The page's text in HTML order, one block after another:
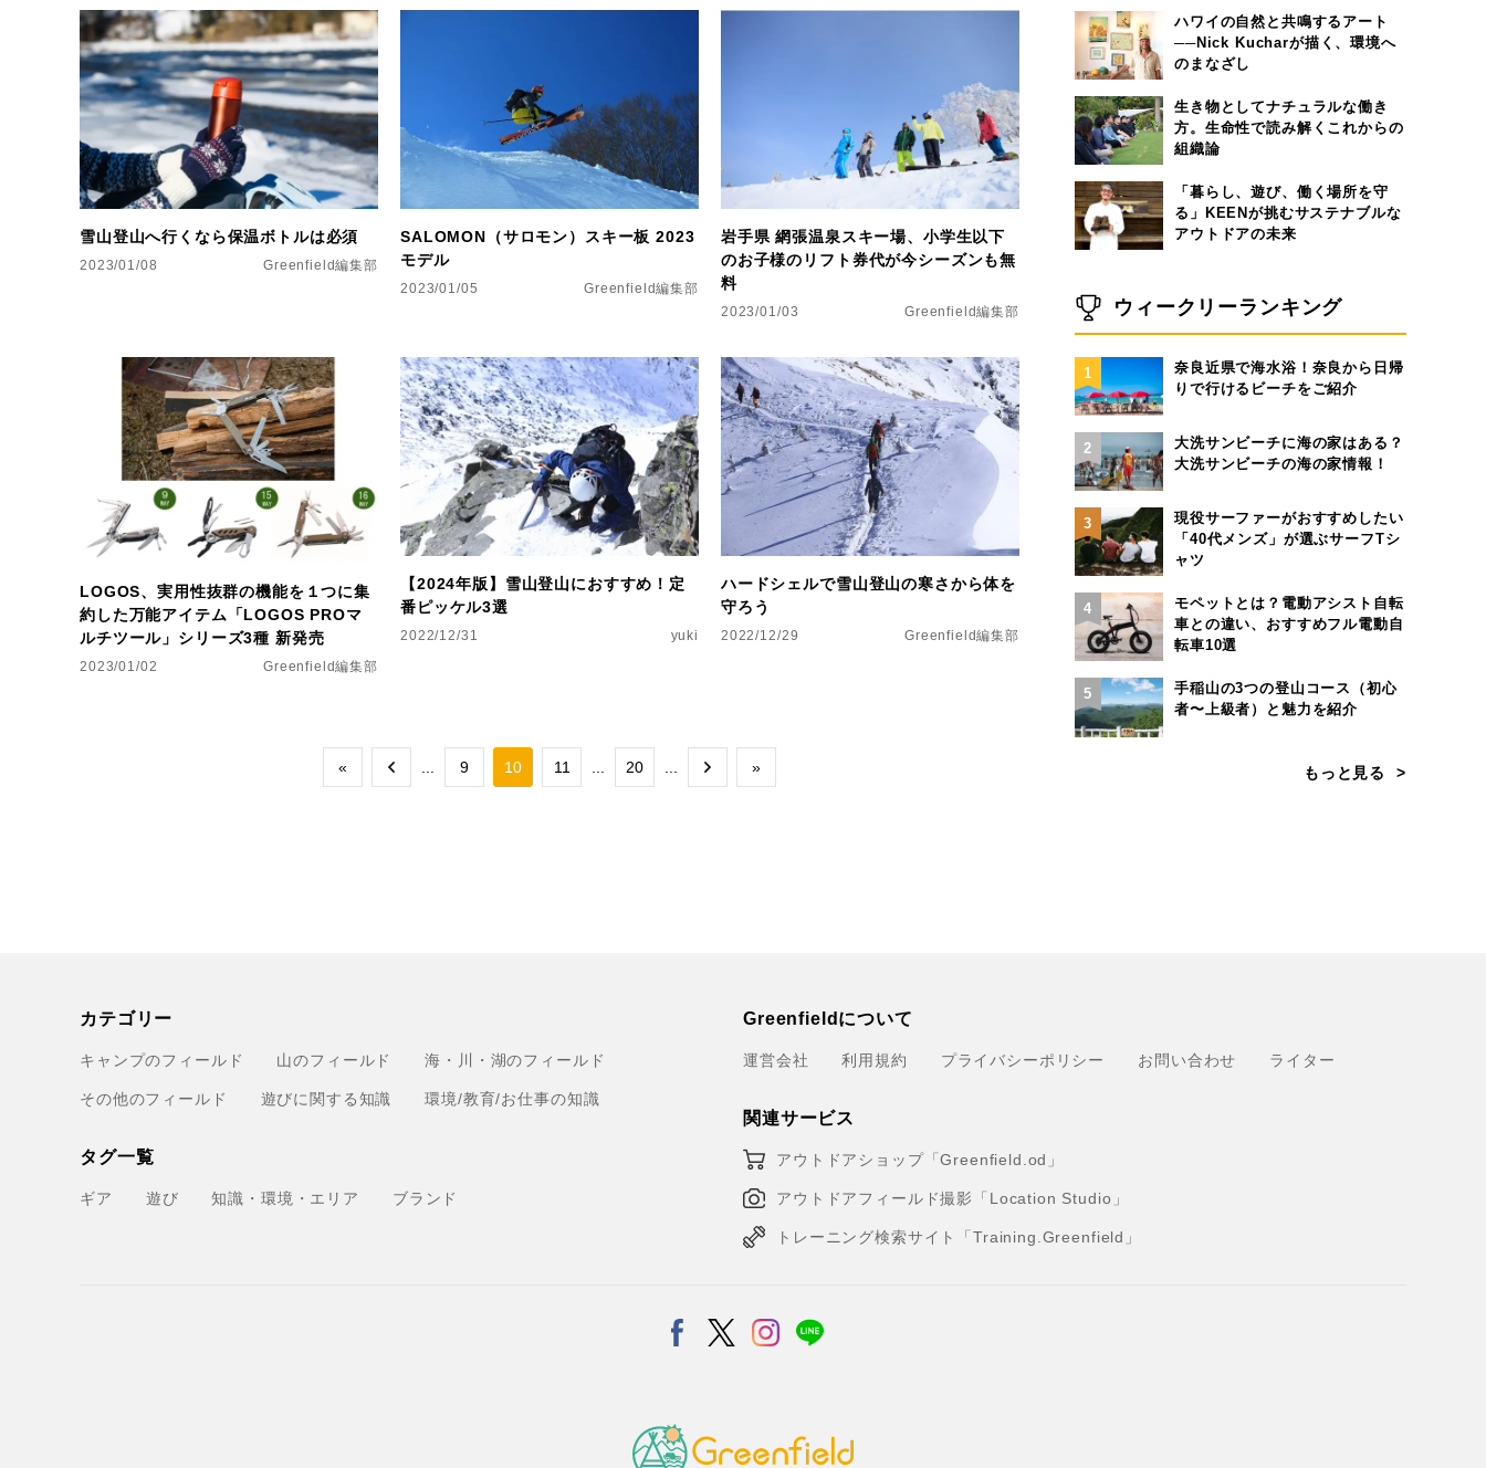
雪山登山へ行くなら保温ボトルは必須
2023/01/08 Greenfield編集部
SALOMON（サロモン）スキー板 2023
モデル
2023/01/05 Greenfield編集部
岩手県 網張温泉スキー場、小学生以下
のお子様のリフト券代が今シーズンも無
料
2023/01/03 Greenfield編集部
LOGOS、実用性抜群の機能を１つに集
約した万能アイテム「LOGOS PROマ
ルチツール」シリーズ3種 新発売
2023/01/02 Greenfield編集部
【2024年版】雪山登山におすすめ！定
番ピッケル3選
2022/12/31 yuki
ハードシェルで雪山登山の寒さから体を
守ろう
2022/12/29 Greenfield編集部
« 9 10 11 20 »
ハワイの自然と共鳴するアート
──Nick Kucharが描く、環境へ
のまなざし
生き物としてナチュラルな働き
方。生命性で読み解くこれからの
組織論
「暮らし、遊び、働く場所を守
る」KEENが挑むサステナブルな
アウトドアの未来
ウィークリーランキング
1
奈良近県で海水浴！奈良から日帰
りで行けるビーチをご紹介
2
大洗サンビーチに海の家はある？
大洗サンビーチの海の家情報！
3
現役サーファーがおすすめしたい
「40代メンズ」が選ぶサーフTシ
ャツ
4
モペットとは？電動アシスト自転
車との違い、おすすめフル電動自
転車10選
5
手稲山の3つの登山コース（初心
者〜上級者）と魅力を紹介
もっと見る
カテゴリー
キャンプのフィールド 山のフィールド 海・川・湖のフィールド
その他のフィールド 遊びに関する知識 環境/教育/お仕事の知識
タグ一覧
ギア 遊び 知識・環境・エリア ブランド
Greenfieldについて
運営会社 利用規約 プライバシーポリシー お問い合わせ ライター
関連サービス
アウトドアショップ「Greenfield.od」
アウトドアフィールド撮影「Location Studio」
トレーニング検索サイト「Training.Greenfield」